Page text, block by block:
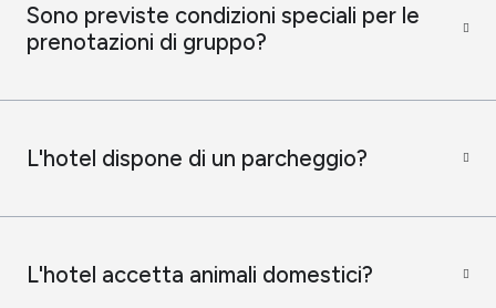
Sono previste condizioni speciali per le
prenotazioni di gruppo?
L'hotel dispone di un parcheggio?
L'hotel accetta animali domestici?